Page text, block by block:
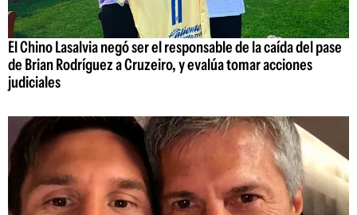
El Chino Lasalvia negó ser el responsable de la caída del pase
de Brian Rodríguez a Cruzeiro, y evalúa tomar acciones
judiciales